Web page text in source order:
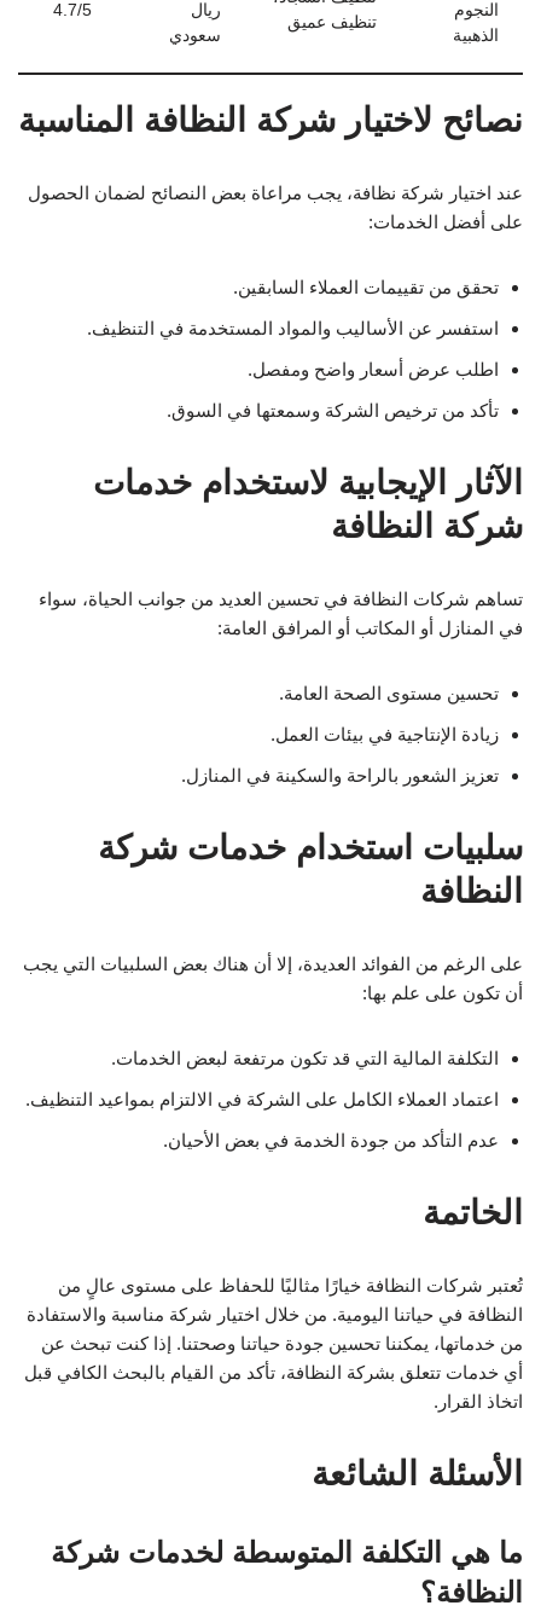
النجوم
الذهبية
تنظيف عميق
ريال
سعودي
4.7/5
نصائح لاختيار شركة النظافة المناسبة
عند اختيار شركة نظافة، يجب مراعاة بعض النصائح لضمان الحصول
على أفضل الخدمات:
تحقق من تقييمات العملاء السابقين.
استفسر عن الأساليب والمواد المستخدمة في التنظيف.
اطلب عرض أسعار واضح ومفصل.
تأكد من ترخيص الشركة وسمعتها في السوق.
الآثار الإيجابية لاستخدام خدمات
شركة النظافة
تساهم شركات النظافة في تحسين العديد من جوانب الحياة، سواء
في المنازل أو المكاتب أو المرافق العامة:
تحسين مستوى الصحة العامة.
زيادة الإنتاجية في بيئات العمل.
تعزيز الشعور بالراحة والسكينة في المنازل.
سلبيات استخدام خدمات شركة
النظافة
على الرغم من الفوائد العديدة، إلا أن هناك بعض السلبيات التي يجب
أن تكون على علم بها:
التكلفة المالية التي قد تكون مرتفعة لبعض الخدمات.
اعتماد العملاء الكامل على الشركة في الالتزام بمواعيد التنظيف.
عدم التأكد من جودة الخدمة في بعض الأحيان.
الخاتمة
تُعتبر شركات النظافة خيارًا مثاليًا للحفاظ على مستوى عالٍ من
النظافة في حياتنا اليومية. من خلال اختيار شركة مناسبة والاستفادة
من خدماتها، يمكننا تحسين جودة حياتنا وصحتنا. إذا كنت تبحث عن
أي خدمات تتعلق بشركة النظافة، تأكد من القيام بالبحث الكافي قبل
اتخاذ القرار.
الأسئلة الشائعة
ما هي التكلفة المتوسطة لخدمات شركة
النظافة؟